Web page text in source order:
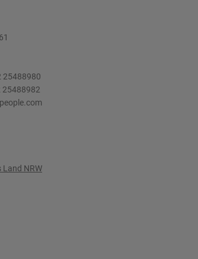
25488980
25488982
Land NRW